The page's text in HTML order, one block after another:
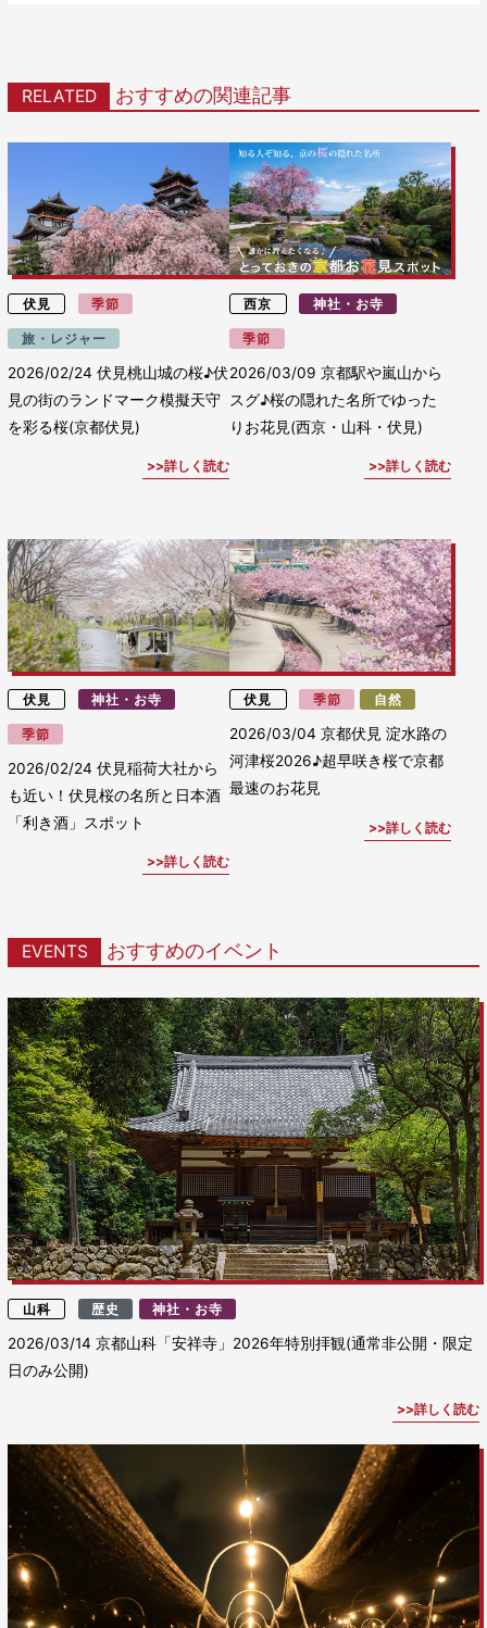
RELATED おすすめの関連記事
伏見 季節
旅・レジャー
2026/02/24伏見桃山城の桜♪伏
見の街のランドマーク模擬天守
を彩る桜(京都伏見)
詳しく読む
西京 神社・お寺
季節
2026/03/09 京都駅や嵐山から
スグ♪桜の隠れた名所でゆった
りお花見(西京・山科・伏見)
詳しく読む
伏見 神社・お寺
季節
2026/02/24伏見稲荷大社から
も近い！伏見桜の名所と日本酒
「利き酒」スポット
詳しく読む
伏見 季節 自然
2026/03/04 京都伏見 淀水路の
河津桜2026♪超早咲き桜で京都
最速のお花見
詳しく読む
EVENTS おすすめのイベント
山科 歴史 神社・お寺
2026/03/14京都山科「安祥寺」2026年特別拝観(通常非公開・限定
日のみ公開)
詳しく読む